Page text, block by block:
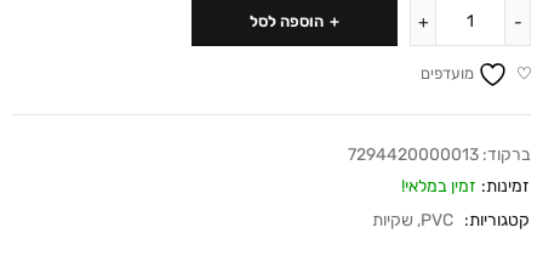
הוספה לסל
מועדפים
ברקוד: 7294420000013
זמינות: זמין במלאי!
קטגוריות: PVC
, שקיות